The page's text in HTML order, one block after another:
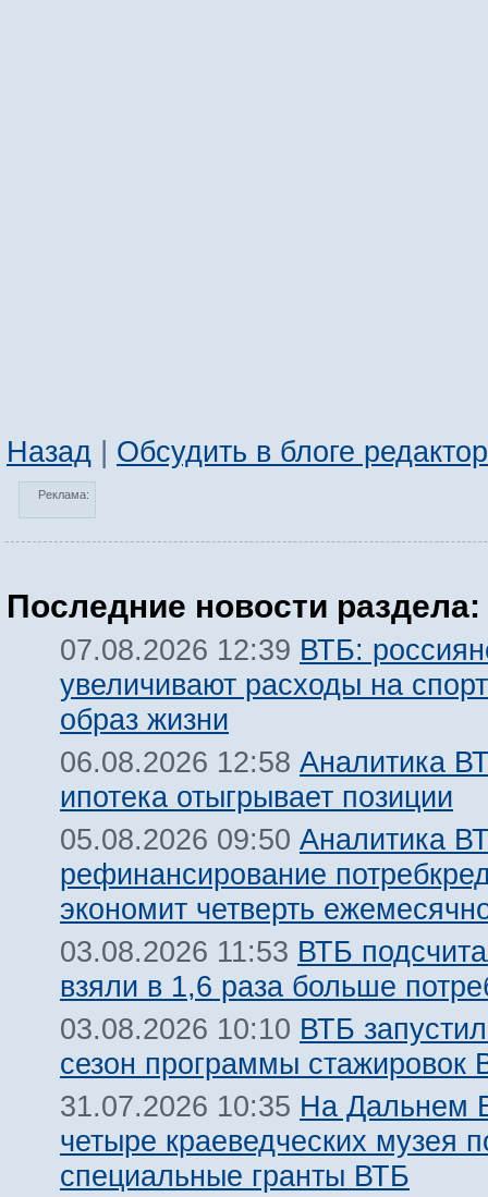
Назад | Обсудить в блоге
Реклама:
Последние новости раздела:
07.08.2026 12:39 ВТБ:
увеличивают расходы на
образ жизни
06.08.2026 12:58 Аналитика
ипотека отыгрывает позиции
05.08.2026 09:50 Аналитика
рефинансирование
экономит четверть
03.08.2026 11:53 ВТБ
взяли в 1,6 раза больше
03.08.2026 10:10 ВТБ
сезон программы
31.07.2026 10:35 На Дальнем
четыре краеведческих музея
специальные гранты ВТБ